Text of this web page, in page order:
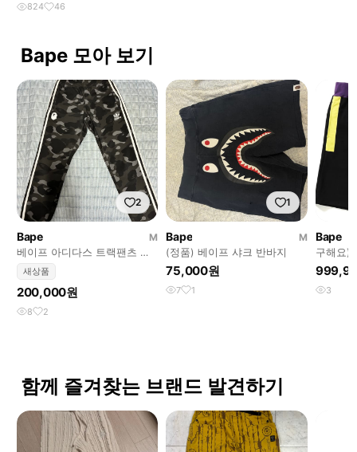
824 46
Bape 모아 보기
2
Bape
M
베이프 아디다스 트랙팬츠 흑
계 m
새상품
200,000원
8 2
1
Bape
M
(정품) 베이프 샤크 반바지
75,000원
7 1
Bape
구해요
BLOCK
3
함께 즐겨찾는 브랜드 발견하기